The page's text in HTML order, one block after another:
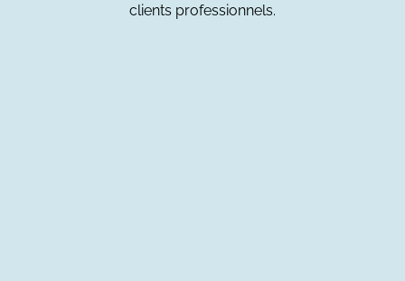
clients professionnels.